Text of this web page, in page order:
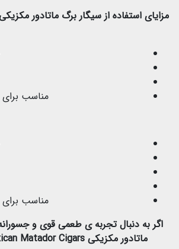
مناسب برای
مناسب برای
اگر به دنبال تجربه ی طعمی قوی و
ماتادور مکزیکی Mexican Matador Cigars را امتحان کنید!